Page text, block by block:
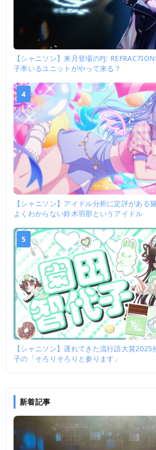
【シャニソン】来月登場のPJ:
子率いるユニットがやって来る？
4
【シャニソン】アイドル分析に定評がある
よくわからない鈴木羽那というアイドル
5
【シャニソン】遅れてきた流行語大賞2025
子の「そろりそろりと参ります」
新着記事